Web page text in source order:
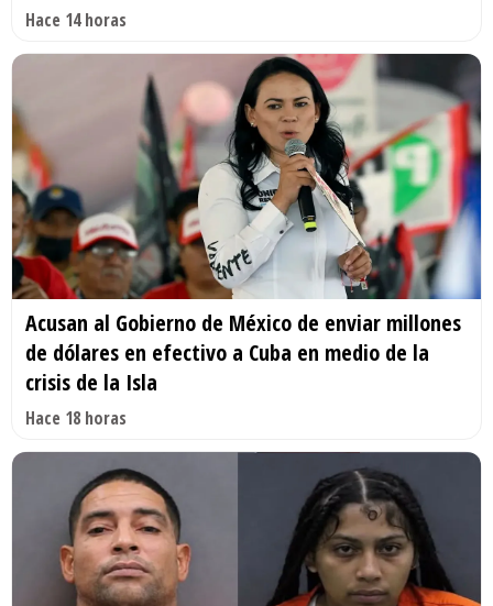
Hace 14 horas
Acusan al Gobierno de México de enviar millones
de dólares en efectivo a Cuba en medio de la
crisis de la Isla
Hace 18 horas